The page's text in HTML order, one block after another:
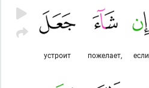
если
пожелает,
устроит